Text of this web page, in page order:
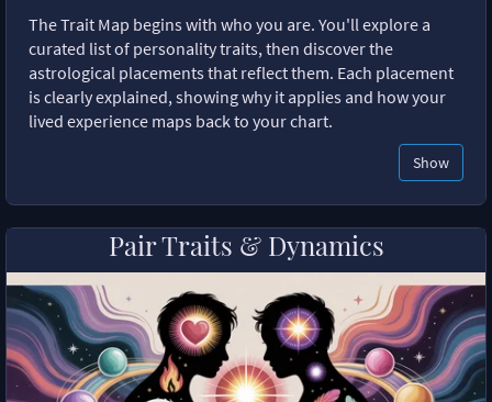
The Trait Map begins with who you are. You'll explore a
curated list of personality traits, then discover the
astrological placements that reflect them. Each placement
is clearly explained, showing why it applies and how your
lived experience maps back to your chart.
Show
Pair Traits & Dynamics